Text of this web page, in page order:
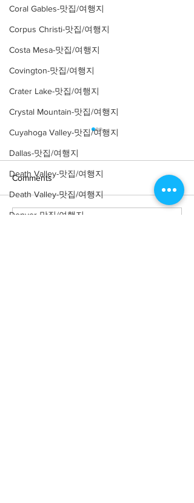
Coral Gables-맛집/여행지
Corpus Christi-맛집/여행지
Costa Mesa-맛집/여행지
Covington-맛집/여행지
Crater Lake-맛집/여행지
Crystal Mountain-맛집/여행지
Cuyahoga Valley-맛집/여행지
Dallas-맛집/여행지
Death Valley-맛집/여행지
Death Valley-맛집/여행지
Denver-맛집/여행지
Comments